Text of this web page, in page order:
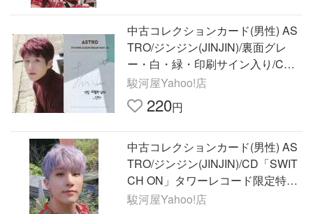
中古コレクションカード(男性) AS
TRO/ジンジン(JINJIN)/裏面グレ
ー・白・緑・印刷サイン入り/CD
「5th Min
駿河屋Yahoo!店
220円
中古コレクションカード(男性) AS
TRO/ジンジン(JINJIN)/CD「SWIT
CH ON」タワーレコード限定特典
トレーディングカード
駿河屋Yahoo!店